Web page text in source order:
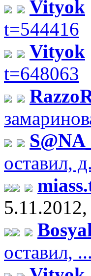
Vityok
t=544416
Vityok
t=648063
оставил,
оставил, ...